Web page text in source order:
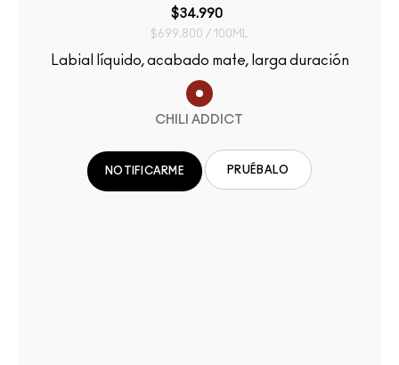
$34.990
$699.800 / 100ML
Labial líquido, acabado mate, larga duración
CHILI ADDICT
NOTIFICARME PRUÉBALO